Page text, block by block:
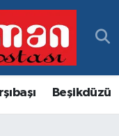
Beşikdüzü